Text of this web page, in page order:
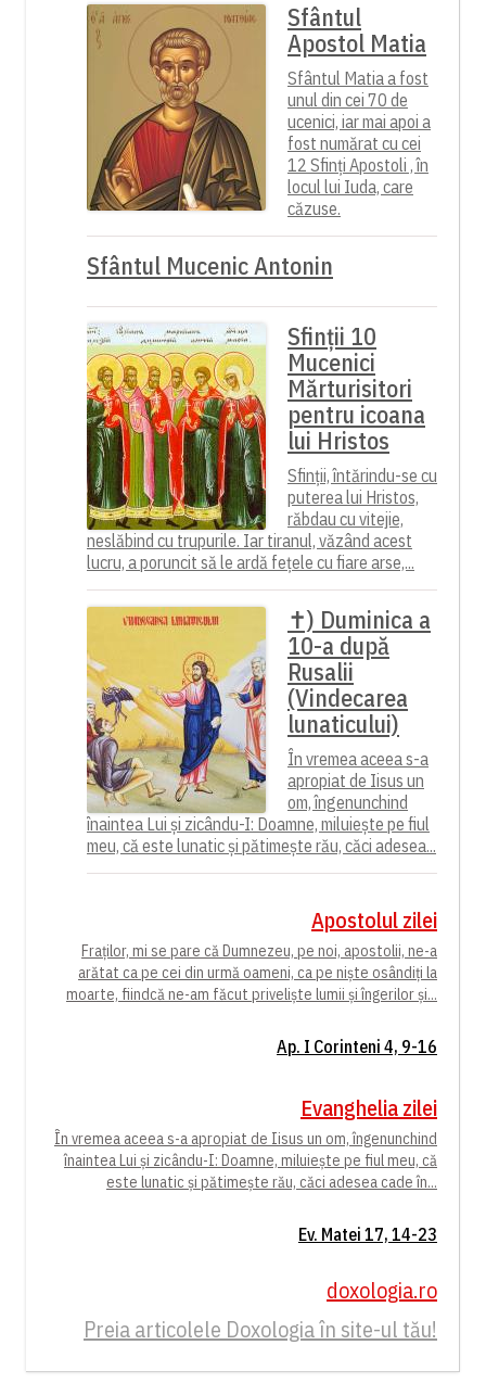
Sfântul
Apostol Matia
Sfântul Matia a fost
unul din cei 70 de
ucenici, iar mai apoi a
fost numărat cu cei
12 Sfinți Apostoli , în
locul lui Iuda, care
căzuse.
Sfântul Mucenic Antonin
Sfinții 10
Mucenici
Mărturisitori
pentru icoana
lui Hristos
Sfinții, întărindu-se cu
puterea lui Hristos,
răbdau cu vitejie,
neslăbind cu trupurile. Iar tiranul, văzând acest
lucru, a poruncit să le ardă fețele cu fiare arse,...
✝) Duminica a
10-a după
Rusalii
(Vindecarea
lunaticului)
În vremea aceea s-a
apropiat de Iisus un
om, îngenunchind
înaintea Lui și zicându-I: Doamne, miluiește pe fiul
meu, că este lunatic și pătimește rău, căci adesea...
Apostolul zilei
Fraților, mi se pare că Dumnezeu, pe noi, apostolii, ne-a
arătat ca pe cei din urmă oameni, ca pe niște osândiți la
moarte, fiindcă ne-am făcut priveliște lumii și îngerilor și...
Ap. I Corinteni 4, 9-16
Evanghelia zilei
În vremea aceea s-a apropiat de Iisus un om, îngenunchind
înaintea Lui și zicându-I: Doamne, miluiește pe fiul meu, că
este lunatic și pătimește rău, căci adesea cade în...
Ev. Matei 17, 14-23
doxologia.ro
Preia articolele Doxologia în site-ul tău!